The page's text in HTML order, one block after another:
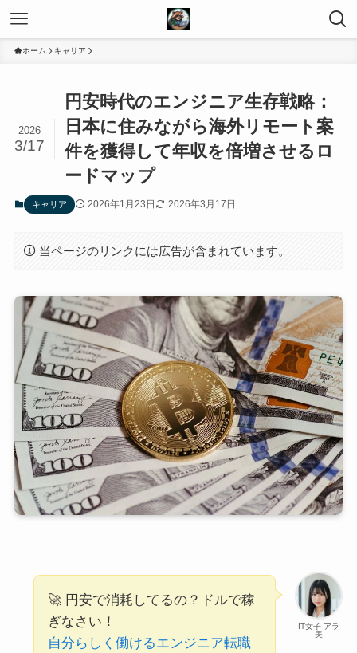
ホーム キャリア
円安時代のエンジニア生存戦略：
日本に住みながら海外リモート案
件を獲得して年収を倍増させるロ
ードマップ
2026
3/17
キャリア 2026年1月23日 2026年3月17日
当ページのリンクには広告が含まれています。
IT女子 アラ
美
🚀 円安で消耗してるの？ドルで稼
ぎなさい！
自分らしく働けるエンジニア転職